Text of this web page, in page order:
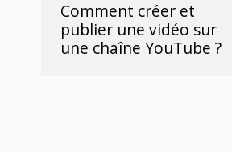
Comment créer et
publier une vidéo sur
une chaîne YouTube ?